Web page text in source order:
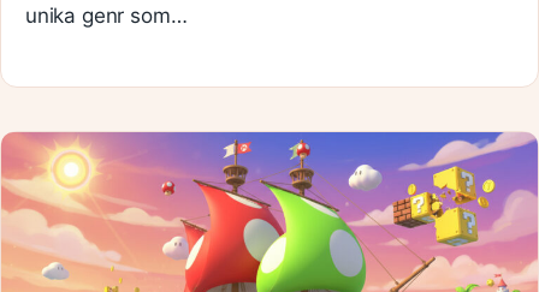
unika genr som…